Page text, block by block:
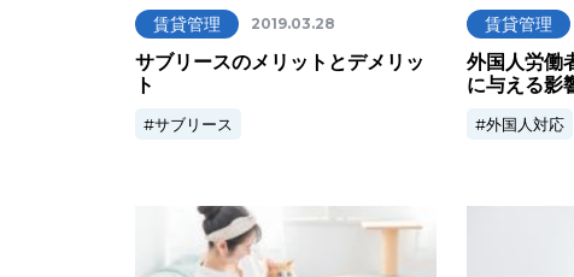
賃貸管理 2019.03.28
サブリースのメリットとデメリッ
ト
サブリース
賃貸管理
外国人労働
に与える影
外国人対応